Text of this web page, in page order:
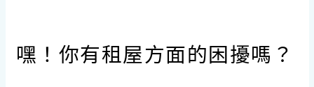
嘿！你有租屋方面的困擾嗎？